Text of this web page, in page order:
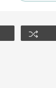
おしゃれも楽しめ